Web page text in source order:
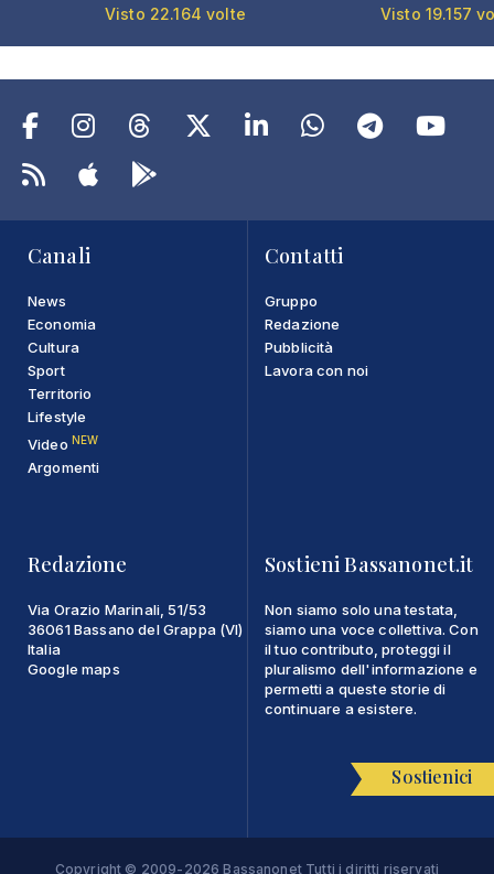
Visto 22.164 volte Visto 19.157
Canali
News
Economia
Cultura
Sport
Territorio
Lifestyle
Video NEW
Argomenti
Contatti
Gruppo
Redazione
Pubblicità
Lavora con noi
Redazione
Via Orazio Marinali, 51/53
36061 Bassano del Grappa (VI)
Italia
Google maps
Sostieni Bassanonet.it
Non siamo solo una testata,
siamo una voce collettiva. Con
il tuo contributo, proteggi il
pluralismo dell'informazione e
permetti a queste storie di
continuare a esistere.
Sostienici
Copyright © 2009-2026 Bassanonet Tutti i diritti riservati